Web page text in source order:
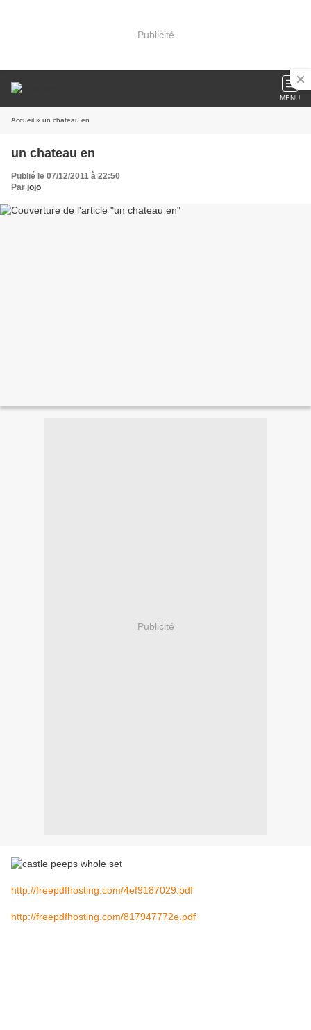
Publicité
MENU
Accueil » un chateau en
un chateau en
Publié le 07/12/2011 à 22:50
Par jojo
Publicité
http://freepdfhosting.com/4ef9187029.pdf
http://freepdfhosting.com/817947772e.pdf